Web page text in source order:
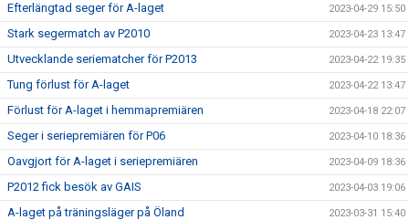
Efterlängtad seger för A-laget 2023-04-29 15:50
Stark segermatch av P2010 2023-04-23 13:47
Utvecklande seriematcher för P2013 2023-04-22 19:35
Tung förlust för A-laget 2023-04-22 13:47
Förlust för A-laget i hemmapremiären 2023-04-18 22:07
Seger i seriepremiären för P06 2023-04-10 18:36
Oavgjort för A-laget i seriepremiären 2023-04-09 18:36
P2012 fick besök av GAIS 2023-04-03 19:06
A-laget på träningsläger på Öland 2023-03-31 15:40